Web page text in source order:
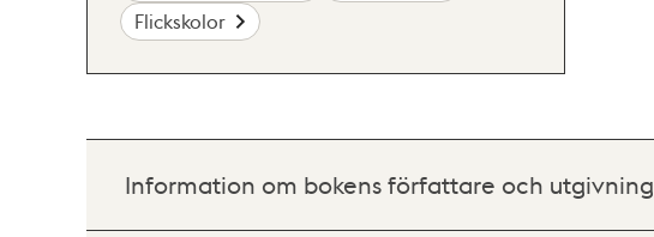
Flickskolor
Information om bokens författare och utgivning